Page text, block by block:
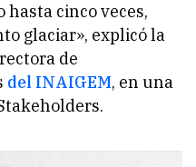
cinco veces,
glaciar», explicó la
de
del INAIGEM, en una
.